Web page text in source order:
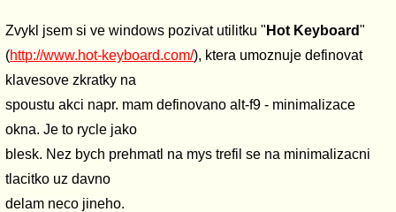
Zvykl jsem si ve windows pozivat utilitku " Hot Keyboard"
(http://www.hot-keyboard.com/), ktera umoznuje definovat
klavesove zkratky na
spoustu akci napr. mam definovano alt-f9 - minimalizace
okna. Je to rycle jako
blesk. Nez bych prehmatl na mys trefil se na minimalizacni
tlacitko uz davno
delam neco jineho.